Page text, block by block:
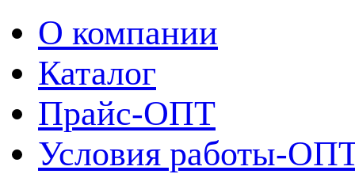
О компании
Каталог
Прайс-ОПТ
Условия работы-